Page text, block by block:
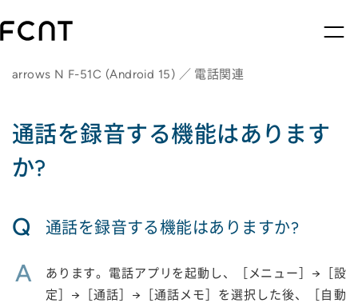
arrows N F-51C (Android 15) ／ 電話関連
通話を録音する機能はあります
か?
Q 通話を録音する機能はありますか?
A
あります。電話アプリを起動し、［メニュー］→［設
定］→［通話］→［通話メモ］を選択した後、［自動